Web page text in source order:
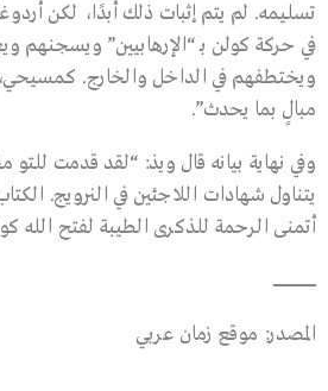
تسليمه. لم يتم إثبات ذلك أبدًا، لكن
في حركة كولن بـ “الإرهابيين”
ويختطفهم في الداخل والخارج. كمسيحي،
مبالٍ بما يحدث”.
وفي نهاية بيانه قال ويذ: “لقد قدمت للتو
يتناول شهادات اللاجئين في النرويج.
أتمنى الرحمة للذكرى الطيبة لفتح الله
ــــــــــــــــــــــــــــــــــــ
المصدر: موقع زمان عربي